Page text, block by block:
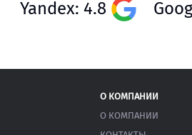
Yandex: 4.8
О КОМПАНИИ
О КОМПАНИИ